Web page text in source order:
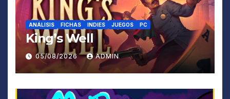
ANÁLISIS FICHAS INDIES JUEGOS PC
King’s Well
05/08/2026 ADMIN